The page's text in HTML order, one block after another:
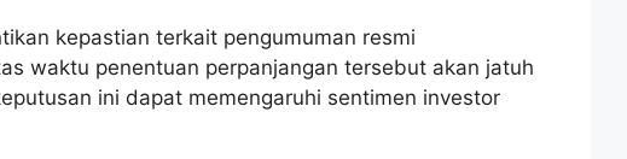
kepastian terkait pengumuman resmi
waktu penentuan perpanjangan tersebut akan jatuh
ini dapat memengaruhi sentimen investor